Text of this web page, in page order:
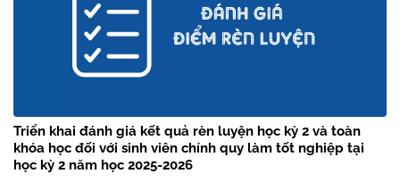
Triển khai đánh giá kết quả rèn luyện học kỳ 2 và toàn
khóa học đối với sinh viên chính quy làm tốt nghiệp tại
học kỳ 2 năm học 2025-2026